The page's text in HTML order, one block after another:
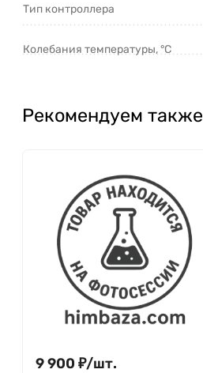
Тип контроллера
Колебания температуры, °С
Рекомендуем также
9 900 ₽/шт.